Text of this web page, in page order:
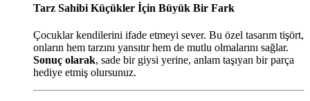
Tarz Sahibi Küçükler İçin Büyük Bir Fark
Çocuklar kendilerini ifade etmeyi sever. Bu özel tasarım tişört,
onların hem tarzını yansıtır hem de mutlu olmalarını sağlar.
Sonuç olarak, sade bir giysi yerine, anlam taşıyan bir parça
hediye etmiş olursunuz.